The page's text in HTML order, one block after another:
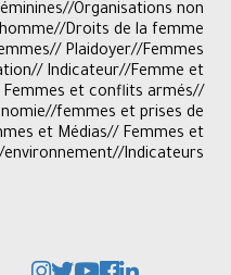
Organisations non
Droits de la femme
Plaidoyer//Femmes
Indicateur//Femme et
et conflits armés//
femmes et prises de
et Médias// Femmes et
environnement//Indicateurs//